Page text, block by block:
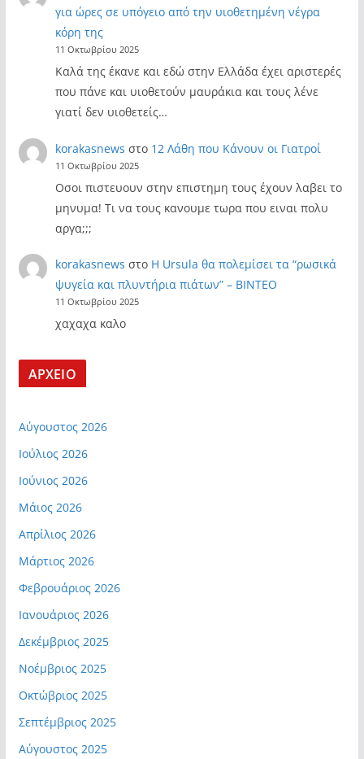
για ώρες σε υπόγειο από την υιοθετημένη νέγρα
κόρη της
11 Οκτωβρίου 2025
Καλά της έκανε και εδώ στην Ελλάδα έχει αριστερές
που πάνε και υιοθετούν μαυράκια και τους λένε
γιατί δεν υιοθετείς…
korakasnews στο 12 Λάθη που Κάνουν οι Γιατροί
11 Οκτωβρίου 2025
Οσοι πιστευουν στην επιστημη τους έχουν λαβει το
μηνυμα! Τι να τους κανουμε τωρα που ειναι πολυ
αργα;;;
korakasnews στο Η Ursula θα πολεμίσει τα “ρωσικά
ψυγεία και πλυντήρια πιάτων” – ΒΙΝΤΕΟ
11 Οκτωβρίου 2025
χαχαχα καλο
ΑΡΧΕΙΟ
Αύγουστος 2026
Ιούλιος 2026
Ιούνιος 2026
Μάιος 2026
Απρίλιος 2026
Μάρτιος 2026
Φεβρουάριος 2026
Ιανουάριος 2026
Δεκέμβριος 2025
Νοέμβριος 2025
Οκτώβριος 2025
Σεπτέμβριος 2025
Αύγουστος 2025